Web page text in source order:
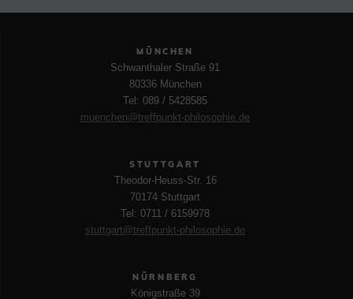
MÜNCHEN
Schwanthaler Straße 91
80336 München
Tel: 089 / 5428585
muenchen@treffpunkt-philosophie.de
STUTTGART
Theodor-Heuss-Str. 16
70174 Stuttgart
Tel: 0711 / 6159978
stuttgart@treffpunkt-philosophie.de
NÜRNBERG
Königstraße 39